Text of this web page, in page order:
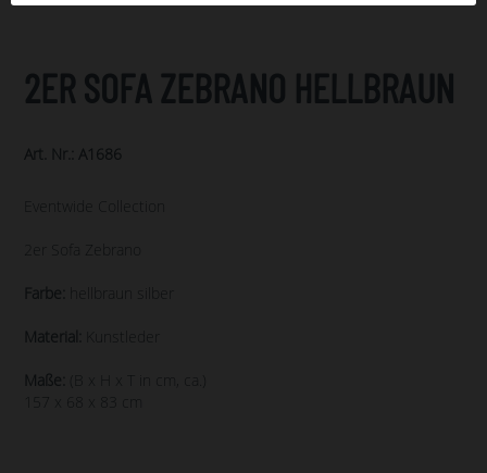
2ER SOFA ZEBRANO HELLBRAUN
Art. Nr.: A1686
Eventwide Collection
2er Sofa Zebrano
Farbe: hellbraun silber
Material: Kunstleder
Maße:
(B x H x T in cm, ca.)